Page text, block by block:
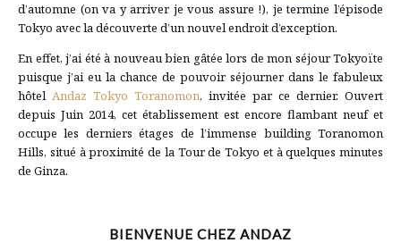
d’automne (on va y arriver je vous assure !), je termine l’épisode
Tokyo avec la découverte d’un nouvel endroit d’exception.
En effet, j’ai été à nouveau bien gâtée lors de mon séjour Tokyoïte
puisque j’ai eu la chance de pouvoir séjourner dans le fabuleux
hôtel Andaz Tokyo Toranomon, invitée par ce dernier. Ouvert
depuis Juin 2014, cet établissement est encore flambant neuf et
occupe les derniers étages de l’immense building Toranomon
Hills, situé à proximité de la Tour de Tokyo et à quelques minutes
de Ginza.
BIENVENUE CHEZ ANDAZ